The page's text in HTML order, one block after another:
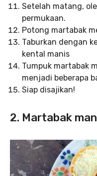
Setelah matang,
permukaan.
Potong martabak
Taburkan dengan
kental manis
Tumpuk martabak
menjadi beberapa
Siap disajikan!
2. Martabak